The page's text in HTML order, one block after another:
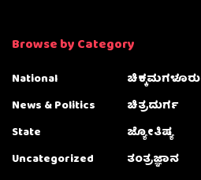
Browse by Category
National
News & Politics
State
Uncategorized
ಚಿಕ್ಕಮಗಳೂರು
ಚಿತ್ರದುರ್ಗ
ಜ್ಯೋತಿಷ್ಯ
ತಂತ್ರಜ್ಞಾನ